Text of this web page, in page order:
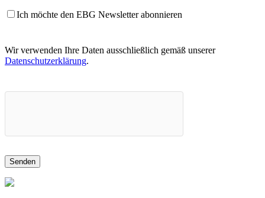
Ich möchte den EBG Newsletter abonnieren
Wir verwenden Ihre Daten ausschließlich gemäß unserer
Datenschutzerklärung.